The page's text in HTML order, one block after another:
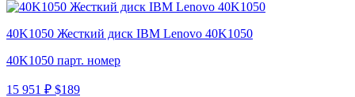
40K1050 Жесткий диск IBM Lenovo 40K1050
40K1050 парт. номер
15 951 ₽ $189